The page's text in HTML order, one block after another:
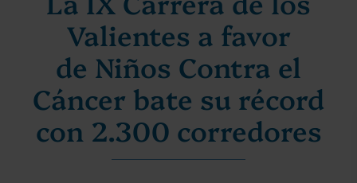
Valientes a favor
de Niños Contra el
Cáncer bate su récord
con 2.300 corredores